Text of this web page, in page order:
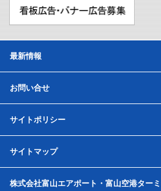
最新情報
お問い合せ
サイトポリシー
サイトマップ
株式会社富山エアポート・富山空港ター